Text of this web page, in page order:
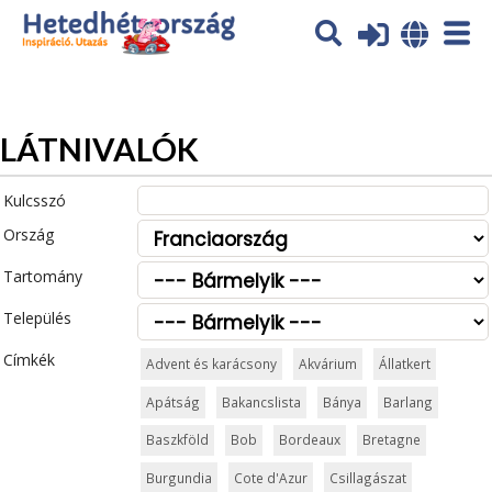
Az oldal sütiket (cookies) használ. További tájékoztatás itt:
Adatvédelmi tájékoztató
LÁTNIVALÓK
Kulcsszó
Ország
Tartomány
Település
Címkék
Advent és karácsony Akvárium Állatkert
Apátság Bakancslista Bánya Barlang
Baszkföld Bob Bordeaux Bretagne
Burgundia Cote d'Azur Csillagászat